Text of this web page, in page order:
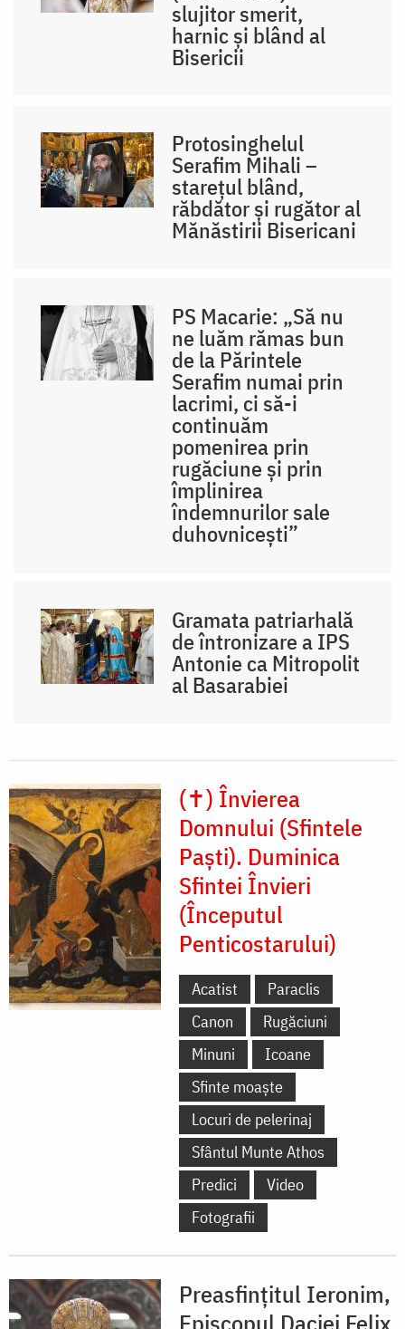
slujitor smerit,
harnic și blând al
Bisericii
Protosinghelul
Serafim Mihali –
starețul blând,
răbdător și rugător al
Mănăstirii Bisericani
PS Macarie: „Să nu
ne luăm rămas bun
de la Părintele
Serafim numai prin
lacrimi, ci să-i
continuăm
pomenirea prin
rugăciune și prin
împlinirea
îndemnurilor sale
duhovnicești”
Gramata patriarhală
de întronizare a IPS
Antonie ca Mitropolit
al Basarabiei
(✝) Învierea
Domnului (Sfintele
Paști). Duminica
Sfintei Învieri
(Începutul
Penticostarului)
Acatist
Paraclis
Canon
Rugăciuni
Minuni
Icoane
Sfinte moaște
Locuri de pelerinaj
Sfântul Munte Athos
Predici
Video
Fotografii
Preasfințitul Ieronim,
Episcopul Daciei Felix